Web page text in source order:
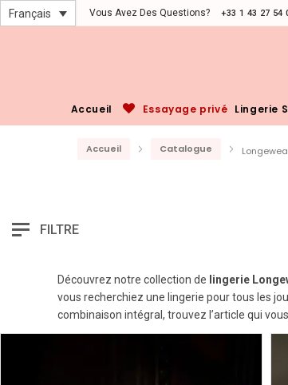
Français Vous Avez Des Questions? +33 1 43 27 54
Accueil Essayage privé Lingerie
Accueil Catalogue
FILTRE
Découvrez notre collection de lingerie
vous recherchiez une lingerie pour tous les
combinaison intégral, trouvez l’article qui